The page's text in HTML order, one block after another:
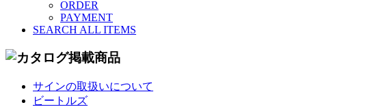
ORDER
PAYMENT
SEARCH ALL ITEMS
サインの取扱いについて
ビートルズ